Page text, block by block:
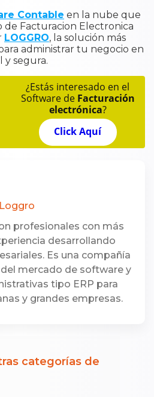
Contable en la nube que
Facturacion Electronica
LOGGRO, la solución más
administrar tu negocio en
y segura.
¿Estás interesado en el
Software de Facturación
electrónica?
Click Aquí
profesionales con más
desarrollando
Es una compañía
mercado de software y
tipo ERP para
y grandes empresas.
categorías de